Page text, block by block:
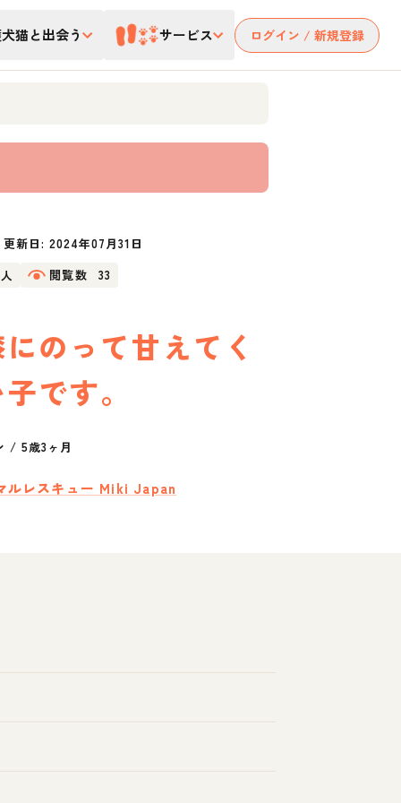
猫と出会う サービス ログイン / 新規登録
更新日: 2024年07月31日
閲覧数 33
のって甘えてく
です。
/ 5歳3ヶ月
ルレスキュー Miki Japan